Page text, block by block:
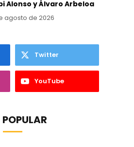
Alonso y Álvaro Arbeloa
agosto de 2026
Twitter
YouTube